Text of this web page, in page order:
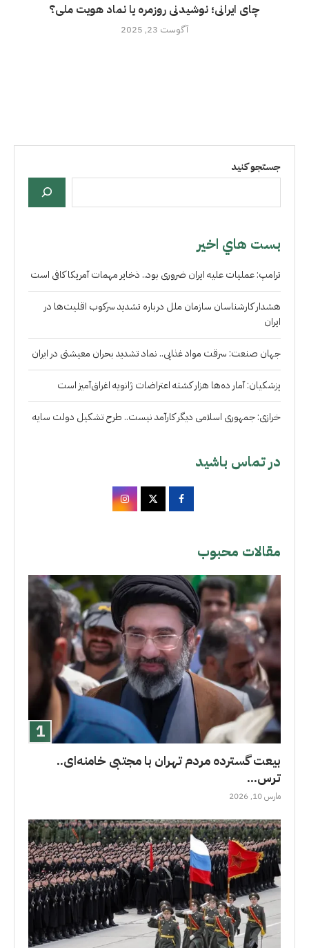
چای ایرانی؛ نوشیدنی روزمره یا نماد هویت ملی؟
آگوست 23, 2025
جستجو کنید
بست هاي اخير
ترامپ: عملیات علیه ایران ضروری بود.. ذخایر مهمات آمریکا کافی است
هشدار کارشناسان سازمان ملل درباره تشدید سرکوب اقلیت‌ها در
ایران
جهان صنعت: سرقت مواد غذایی.. نماد تشدید بحران معیشتی در ایران
پزشکیان: آمار ده‌ها هزار کشته اعتراضات ژانویه اغراق‌آمیز است
خرازی: جمهوری اسلامی دیگر کارآمد نیست.. طرح تشکیل دولت سایه
در تماس باشید
مقالات محبوب
بیعت گسترده مردم تهران با مجتبی خامنه‌ای..
ترس...
مارس 10, 2026